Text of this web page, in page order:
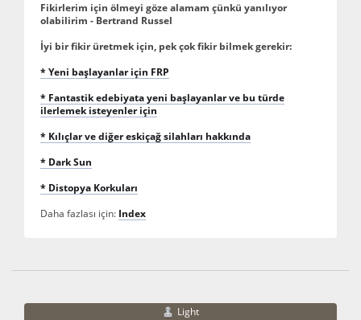
Fikirlerim için ölmeyi göze alamam çünkü yanılıyor
olabilirim - Bertrand Russel
İyi bir fikir üretmek için, pek çok fikir bilmek gerekir:
* Yeni başlayanlar için FRP
* Fantastik edebiyata yeni başlayanlar ve bu türde
ilerlemek isteyenler için
* Kılıçlar ve diğer eskiçağ silahları hakkında
* Dark Sun
* Distopya Korkuları
Daha fazlası için: Index
Light